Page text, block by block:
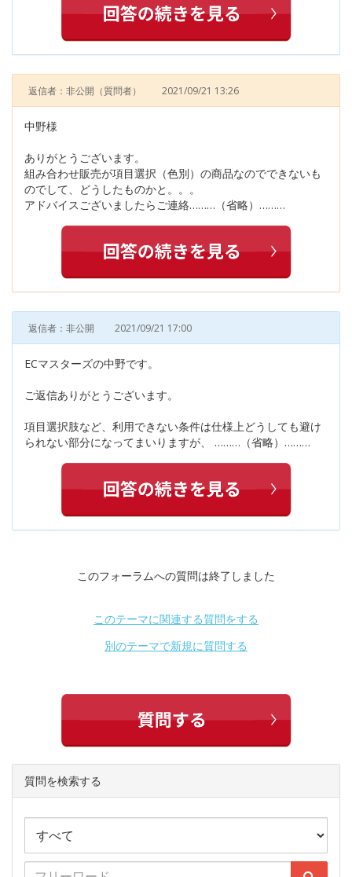
返信者：非公開 （質問者） 2021/09/21 13:26
中野様
ありがとうございます。
組み合わせ販売が項目選択（色別）の商品なのでできないも
のでして、どうしたものかと。。。
アドバイスございましたらご連絡………（省略）………
返信者：非公開 2021/09/21 17:00
ECマスターズの中野です。
ご返信ありがとうございます。
項目選択肢など、利用できない条件は仕様上どうしても避け
られない部分になってまいりますが、 ………（省略）………
このフォーラムへの質問は終了しました
このテーマに関連する質問をする
別のテーマで新規に質問する
質問を検索する